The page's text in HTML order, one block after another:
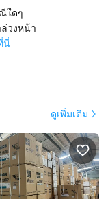
ใดๆ
วงหน้า
นี่
ดูเพิ่มเติม